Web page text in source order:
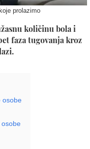
prolazimo
količinu bola i
faza tugovanja kroz
osobe